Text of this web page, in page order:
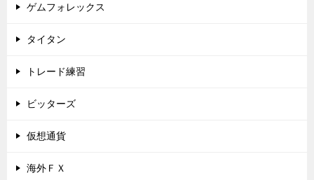
ゲムフォレックス
タイタン
トレード練習
ビッターズ
仮想通貨
海外ＦＸ